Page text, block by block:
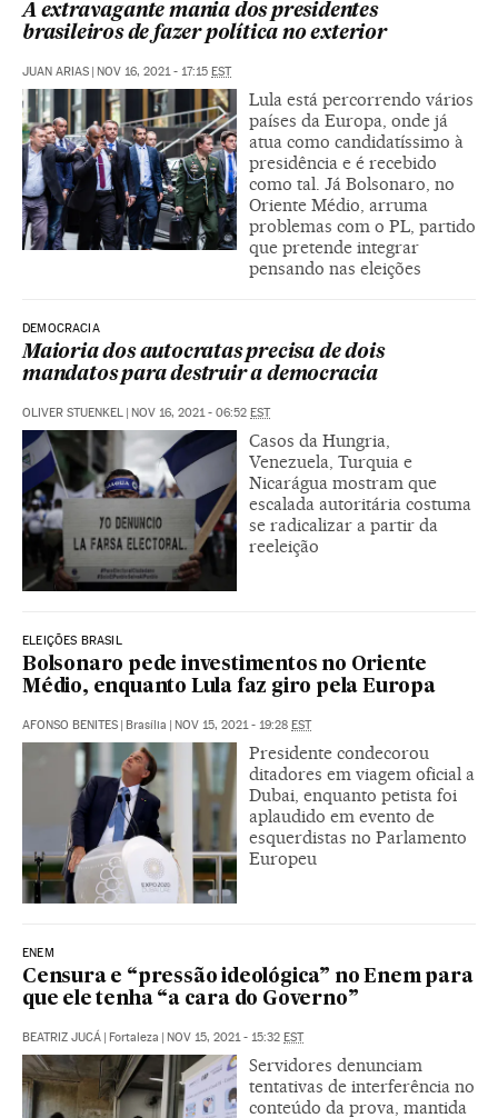
A extravagante mania dos presidentes
brasileiros de fazer política no exterior
JUAN ARIAS | NOV 16, 2021 - 17:15 EST
Lula está percorrendo vários
países da Europa, onde já
atua como candidatíssimo à
presidência e é recebido
como tal. Já Bolsonaro, no
Oriente Médio, arruma
problemas com o PL, partido
que pretende integrar
pensando nas eleições
DEMOCRACIA
Maioria dos autocratas precisa de dois
mandatos para destruir a democracia
OLIVER STUENKEL | NOV 16, 2021 - 06:52 EST
Casos da Hungria,
Venezuela, Turquia e
Nicarágua mostram que
escalada autoritária costuma
se radicalizar a partir da
reeleição
ELEIÇÕES BRASIL
Bolsonaro pede investimentos no Oriente
Médio, enquanto Lula faz giro pela Europa
AFONSO BENITES | Brasília | NOV 15, 2021 - 19:28 EST
Presidente condecorou
ditadores em viagem oficial a
Dubai, enquanto petista foi
aplaudido em evento de
esquerdistas no Parlamento
Europeu
ENEM
Censura e “pressão ideológica” no Enem para
que ele tenha “a cara do Governo”
BEATRIZ JUCÁ | Fortaleza | NOV 15, 2021 - 15:32 EST
Servidores denunciam
tentativas de interferência no
conteúdo da prova, mantida